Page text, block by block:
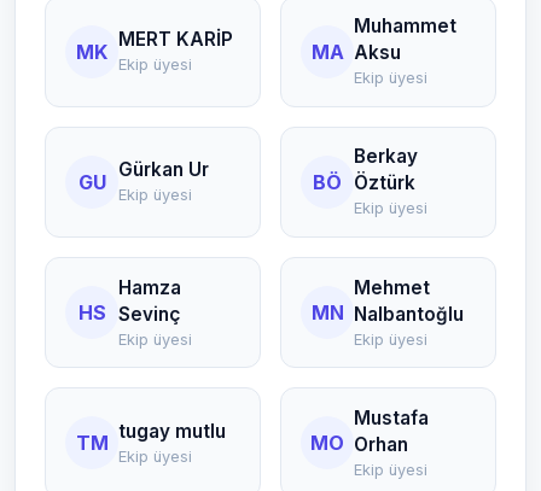
MK MERT KARİP
Ekip üyesi
MA
Muhammet
Aksu
Ekip üyesi
GU Gürkan Ur
Ekip üyesi
BÖ
Berkay
Öztürk
Ekip üyesi
HS
Hamza
Sevinç
Ekip üyesi
MN
Mehmet
Nalbantoğlu
Ekip üyesi
TM tugay mutlu
Ekip üyesi
MO
Mustafa
Orhan
Ekip üyesi